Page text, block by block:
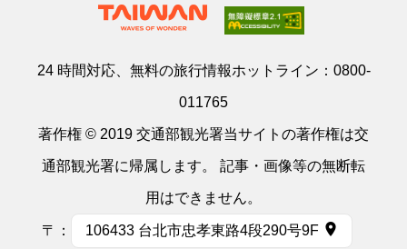
24 時間対応、無料の旅行情報ホットライン： 0800-
011765
著作権 © 2019 交通部観光署当サイトの著作権は交
通部観光署に帰属します。 記事・画像等の無断転
用はできません。
〒： 106433 台北市忠孝東路4段290号9F